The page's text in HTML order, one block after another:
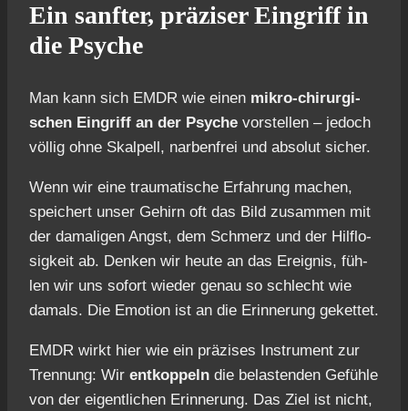
Ein sanf­ter, prä­zi­ser Ein­griff in
die Psy­che
Man kann sich EMDR wie einen mikro-chir­ur­gi­
schen Ein­griff an der Psy­che vor­stel­len – jedoch
völ­lig ohne Skal­pell, nar­ben­frei und abso­lut sicher.
Wenn wir eine trau­ma­ti­sche Erfah­rung machen,
spei­chert unser Gehirn oft das Bild zusam­men mit
der dama­li­gen Angst, dem Schmerz und der Hilf­lo­
sig­keit ab. Den­ken wir heu­te an das Ereig­nis, füh­
len wir uns sofort wie­der genau so schlecht wie
damals. Die Emo­ti­on ist an die Erin­ne­rung geket­tet.
EMDR wirkt hier wie ein prä­zi­ses Instru­ment zur
Tren­nung: Wir ent­kop­peln die belas­ten­den Gefüh­le
von der eigent­li­chen Erin­ne­rung. Das Ziel ist nicht,